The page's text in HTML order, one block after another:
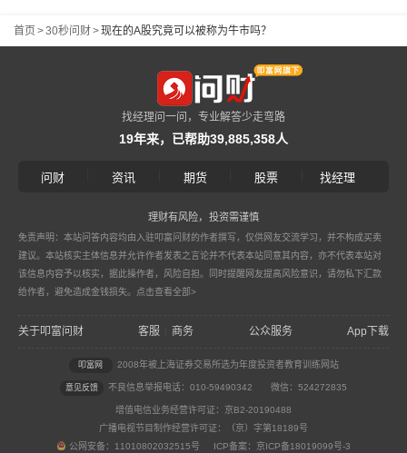
首页 >30秒问财>现在的A股究竟可以被称为牛市吗？
找经理问一问，专业解答少走弯路
19年来，已帮助39,885,358人
问财 资讯 期货 股票 找经理
理财有风险，投资需谨慎
免责声明：本站问答内容均由入驻叩富问财的作者撰写，仅供网友交流学习，并不构成买卖
建议。本站核实主体信息并允许作者发表之言论并不代表本站同意其内容，亦不代表本站对
该信息内容予以核实，据此操作者，风险自担。同时提醒网友提高风险意识，请勿私下汇款
给作者，避免造成金钱损失。 点击查看全部>
关于叩富问财 客服 商务 公众服务 App下载
叩富网 2008年被上海证券交易所选为年度投资者教育训练网站
意见反馈 不良信息举报电话：010-59490342 微信：524272835
增值电信业务经营许可证：京B2-20190488
广播电视节目制作经营许可证：（京）字第18189号
公网安备：11010802032515号 ICP备案：京ICP备18019099号-3